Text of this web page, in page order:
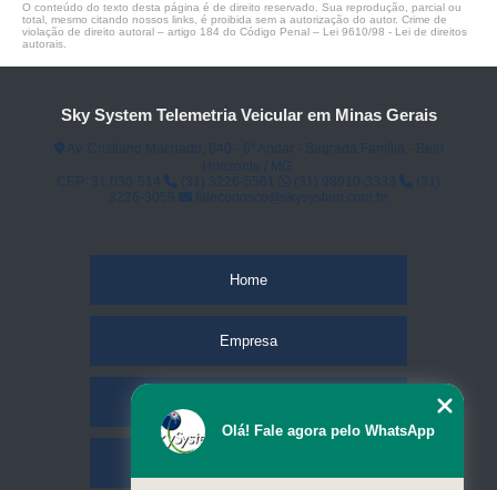
O conteúdo do texto desta página é de direito reservado. Sua reprodução, parcial ou
total, mesmo citando nossos links, é proibida sem a autorização do autor. Crime de
violação de direito autoral – artigo 184 do Código Penal – Lei 9610/98 - Lei de direitos
autorais
Sky System Telemetria Veicular em Minas Gerais
Home
Empresa
Olá! Fale agora pelo WhatsApp